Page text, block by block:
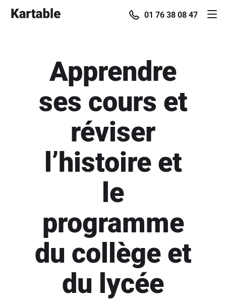
01 76 38 08 47
Apprendre
ses cours et
réviser
l’histoire et
le
programme
du collège et
du lycée